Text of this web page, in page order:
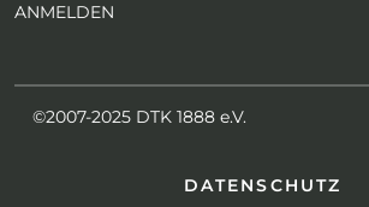
ANMELDEN
©2007-2025 DTK 1888 e.V.
DATENSCHUTZ